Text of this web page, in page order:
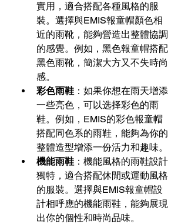
實用，適合搭配各種風格的服
裝。選擇與EMIS報童帽顏色相
近的雨靴，能夠營造出整體協調
的感覺。例如，黑色報童帽搭配
黑色雨靴，簡潔大方又不失時尚
感。
彩色雨鞋 ：如果你想在雨天增添
一些亮色，可以选择彩色的雨
鞋。例如，EMIS的彩色報童帽
搭配同色系的雨鞋，能夠為你的
整體造型增添一份活力和趣味。
機能雨鞋 ：機能風格的雨鞋設計
獨特，適合搭配休閒或運動風格
的服裝。選擇與EMIS報童帽設
計相呼應的機能雨鞋，能夠展現
出你的個性和時尚品味。